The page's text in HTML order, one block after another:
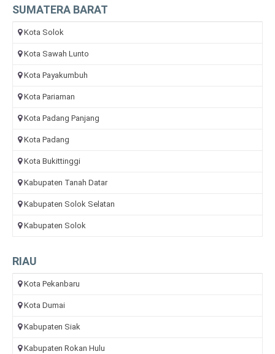
SUMATERA BARAT
Kota Solok
Kota Sawah Lunto
Kota Payakumbuh
Kota Pariaman
Kota Padang Panjang
Kota Padang
Kota Bukittinggi
Kabupaten Tanah Datar
Kabupaten Solok Selatan
Kabupaten Solok
RIAU
Kota Pekanbaru
Kota Dumai
Kabupaten Siak
Kabupaten Rokan Hulu